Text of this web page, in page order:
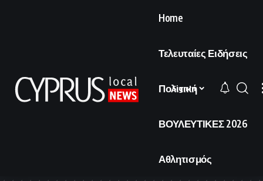
Home
Τελευταίες Ειδήσεις
Πολιτική
ΒΟΥΛΕΥΤΙΚΕΣ 2026
Αθλητισμός
Sign In